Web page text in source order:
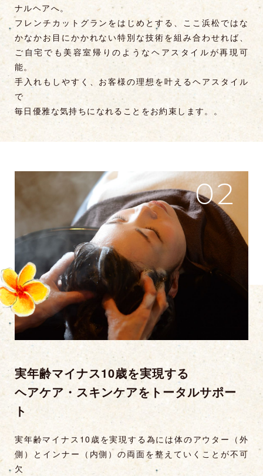
ナルヘアへ。
フレンチカットグランをはじめとする、ここ浜松ではな
かなかお目にかかれない特別な技術を組み合わせれば、
ご自宅でも美容室帰りのようなヘアスタイルが再現可
能。
手入れもしやすく、お客様の理想を叶えるヘアスタイル
で
毎日優雅な気持ちになれることをお約束します。。
02
実年齢マイナス10歳を実現する
ヘアケア・スキンケアをトータルサポー
ト
実年齢マイナス10歳を実現する為には体のアウター（外
側）とインナー（内側）の両面を整えていくことが不可
欠